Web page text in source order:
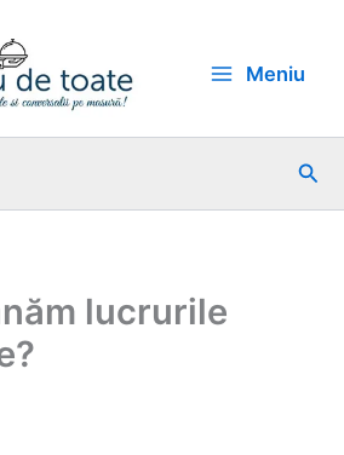
Meniu
lucrurile